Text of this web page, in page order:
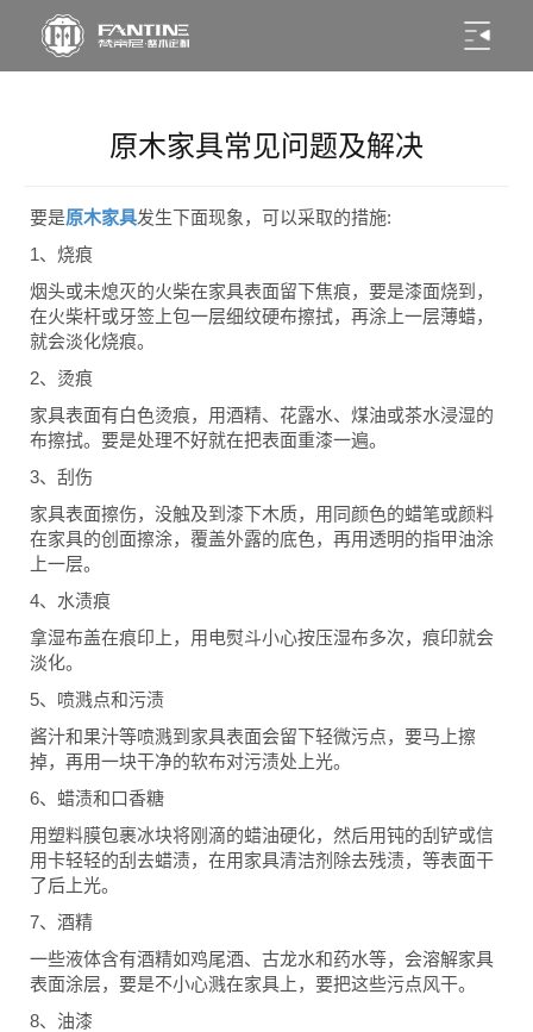
原木家具常见问题及解决
要是原木家具发生下面现象，可以采取的措施:
1、烧痕
烟头或未熄灭的火柴在家具表面留下焦痕，要是漆面烧到，
在火柴杆或牙签上包一层细纹硬布擦拭，再涂上一层薄蜡，
就会淡化烧痕。
2、烫痕
家具表面有白色烫痕，用酒精、花露水、煤油或茶水浸湿的
布擦拭。要是处理不好就在把表面重漆一遍。
3、刮伤
家具表面擦伤，没触及到漆下木质，用同颜色的蜡笔或颜料
在家具的创面擦涂，覆盖外露的底色，再用透明的指甲油涂
上一层。
4、水渍痕
拿湿布盖在痕印上，用电熨斗小心按压湿布多次，痕印就会
淡化。
5、喷溅点和污渍
酱汁和果汁等喷溅到家具表面会留下轻微污点，要马上擦
掉，再用一块干净的软布对污渍处上光。
6、蜡渍和口香糖
用塑料膜包裹冰块将刚滴的蜡油硬化，然后用钝的刮铲或信
用卡轻轻的刮去蜡渍，在用家具清洁剂除去残渍，等表面干
了后上光。
7、酒精
一些液体含有酒精如鸡尾酒、古龙水和药水等，会溶解家具
表面涂层，要是不小心溅在家具上，要把这些污点风干。
8、油漆